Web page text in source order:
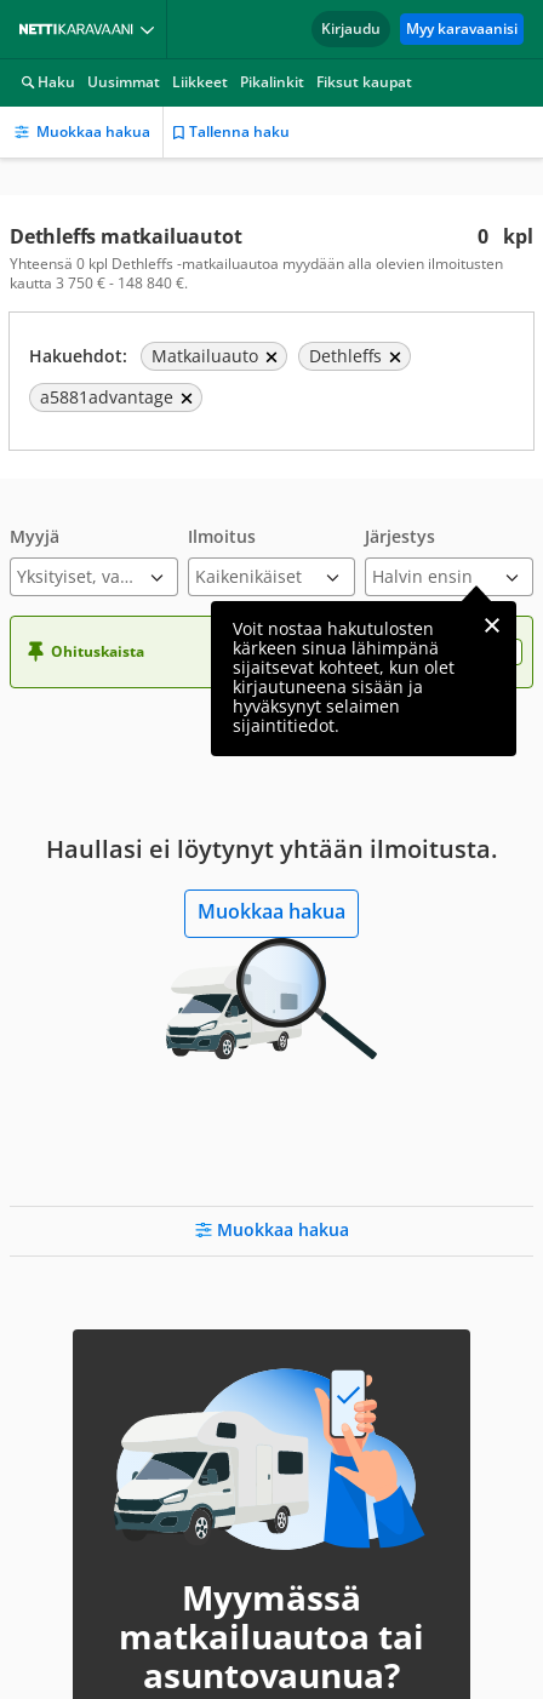
Kirjaudu Myy karavaanisi
Haku Uusimmat Liikkeet Pikalinkit Fiksut kaupat
Muokkaa hakua Tallenna haku
0 kpl
Dethleffs matkailuautot
Yhteensä 0 kpl Dethleffs -matkailuautoa myydään alla olevien ilmoitusten
kautta 3 750 € - 148 840 €.
Hakuehdot: Matkailuauto
Dethleffs
a5881advantage
Myyjä
Yksityiset, varmennettu ilmoitus
Ilmoitus Järjestys
Voit nostaa hakutulosten
kärkeen sinua lähimpänä
sijaitsevat kohteet, kun olet
kirjautuneena sisään ja
hyväksynyt selaimen
sijaintitiedot.
Ohituskaista Nosta ilmoituksesi tähän?
Haullasi ei löytynyt yhtään ilmoitusta.
Muokkaa hakua
Muokkaa hakua
Myymässä
matkailuautoa tai
asuntovaunua?